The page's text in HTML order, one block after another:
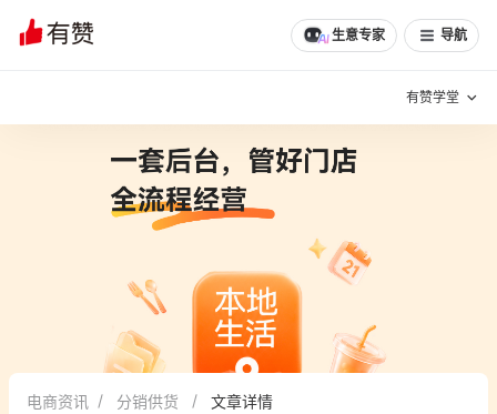
生意专家 导航
有赞学堂
增长方法
有赞专家说
新零售最佳实践
面对面聊增长
文章 问诊 分享
电商资讯 分销供货 文章详情